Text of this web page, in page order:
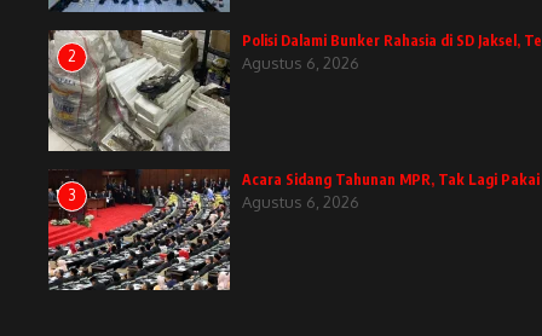
2
Polisi Dalami Bunker Rahasia di SD Jaksel,
Agustus 6, 2026
3
Acara Sidang Tahunan MPR, Tak Lagi
Agustus 6, 2026